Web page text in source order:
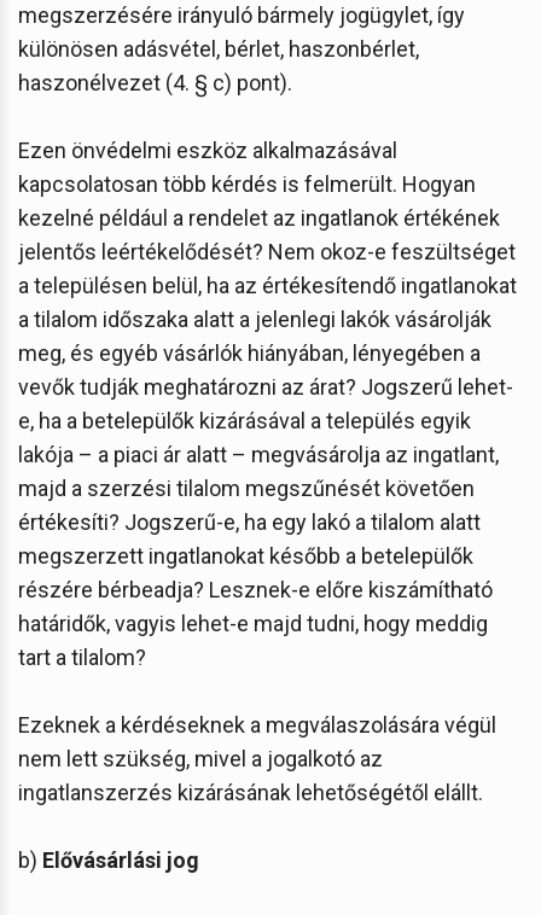
megszerzésére irányuló bármely jogügylet, így
különösen adásvétel, bérlet, haszonbérlet,
haszonélvezet (4. § c) pont).
Ezen önvédelmi eszköz alkalmazásával
kapcsolatosan több kérdés is felmerült. Hogyan
kezelné például a rendelet az ingatlanok értékének
jelentős leértékelődését? Nem okoz-e feszültséget
a településen belül, ha az értékesítendő ingatlanokat
a tilalom időszaka alatt a jelenlegi lakók vásárolják
meg, és egyéb vásárlók hiányában, lényegében a
vevők tudják meghatározni az árat? Jogszerű lehet-
e, ha a betelepülők kizárásával a település egyik
lakója – a piaci ár alatt – megvásárolja az ingatlant,
majd a szerzési tilalom megszűnését követően
értékesíti? Jogszerű-e, ha egy lakó a tilalom alatt
megszerzett ingatlanokat később a betelepülők
részére bérbeadja? Lesznek-e előre kiszámítható
határidők, vagyis lehet-e majd tudni, hogy meddig
tart a tilalom?
Ezeknek a kérdéseknek a megválaszolására végül
nem lett szükség, mivel a jogalkotó az
ingatlanszerzés kizárásának lehetőségétől elállt.
b) Elővásárlási jog